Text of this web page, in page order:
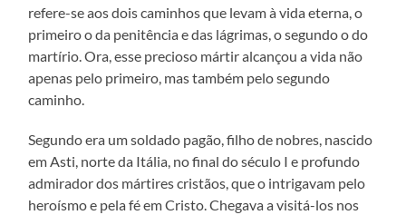
refere-se aos dois caminhos que levam à vida eterna, o
primeiro o da penitência e das lágrimas, o segundo o do
martírio. Ora, esse precioso mártir alcançou a vida não
apenas pelo primeiro, mas também pelo segundo
caminho.
Segundo era um soldado pagão, filho de nobres, nascido
em Asti, norte da Itália, no final do século I e profundo
admirador dos mártires cristãos, que o intrigavam pelo
heroísmo e pela fé em Cristo. Chegava a visitá-los nos